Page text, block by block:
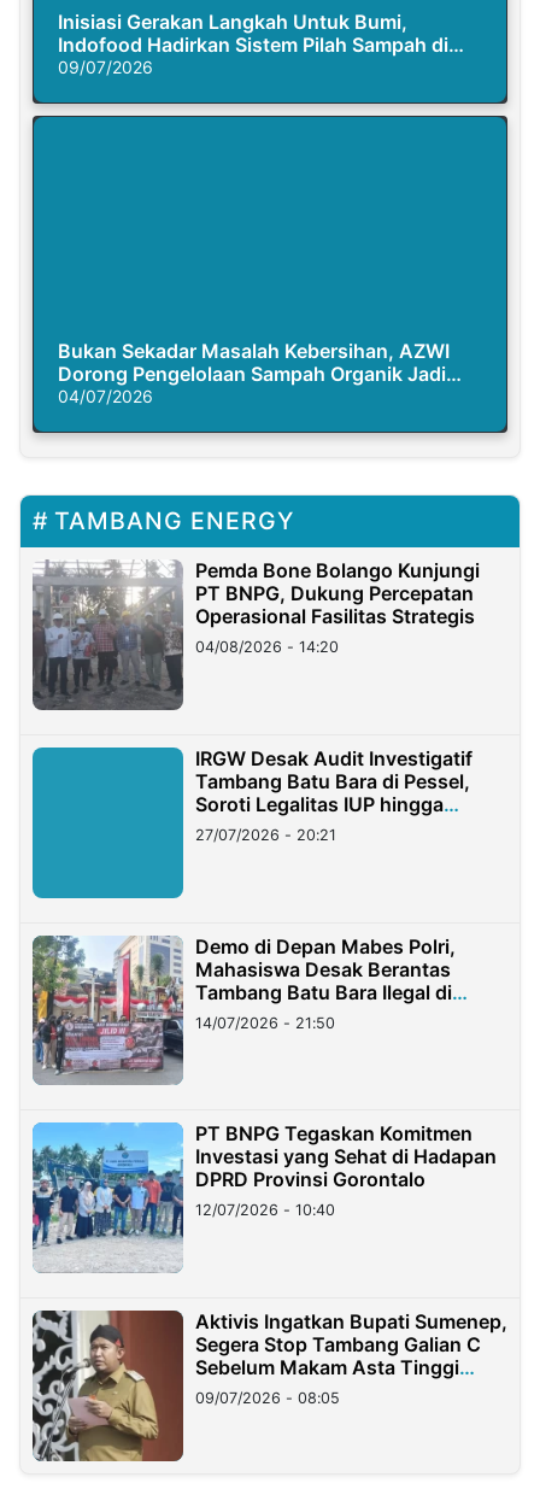
Inisiasi Gerakan Langkah Untuk Bumi,
Indofood Hadirkan Sistem Pilah Sampah di
Semasa Piknik
09/07/2026
Bukan Sekadar Masalah Kebersihan, AZWI
Dorong Pengelolaan Sampah Organik Jadi
Solusi Krisis Iklim
04/07/2026
TAMBANG ENERGY
Pemda Bone Bolango Kunjungi
PT BNPG, Dukung Percepatan
Operasional Fasilitas Strategis
04/08/2026 - 14:20
IRGW Desak Audit Investigatif
Tambang Batu Bara di Pessel,
Soroti Legalitas IUP hingga
Stockpile
27/07/2026 - 20:21
Demo di Depan Mabes Polri,
Mahasiswa Desak Berantas
Tambang Batu Bara Ilegal di
Lampung
14/07/2026 - 21:50
PT BNPG Tegaskan Komitmen
Investasi yang Sehat di Hadapan
DPRD Provinsi Gorontalo
12/07/2026 - 10:40
Aktivis Ingatkan Bupati Sumenep,
Segera Stop Tambang Galian C
Sebelum Makam Asta Tinggi
Longsor
09/07/2026 - 08:05